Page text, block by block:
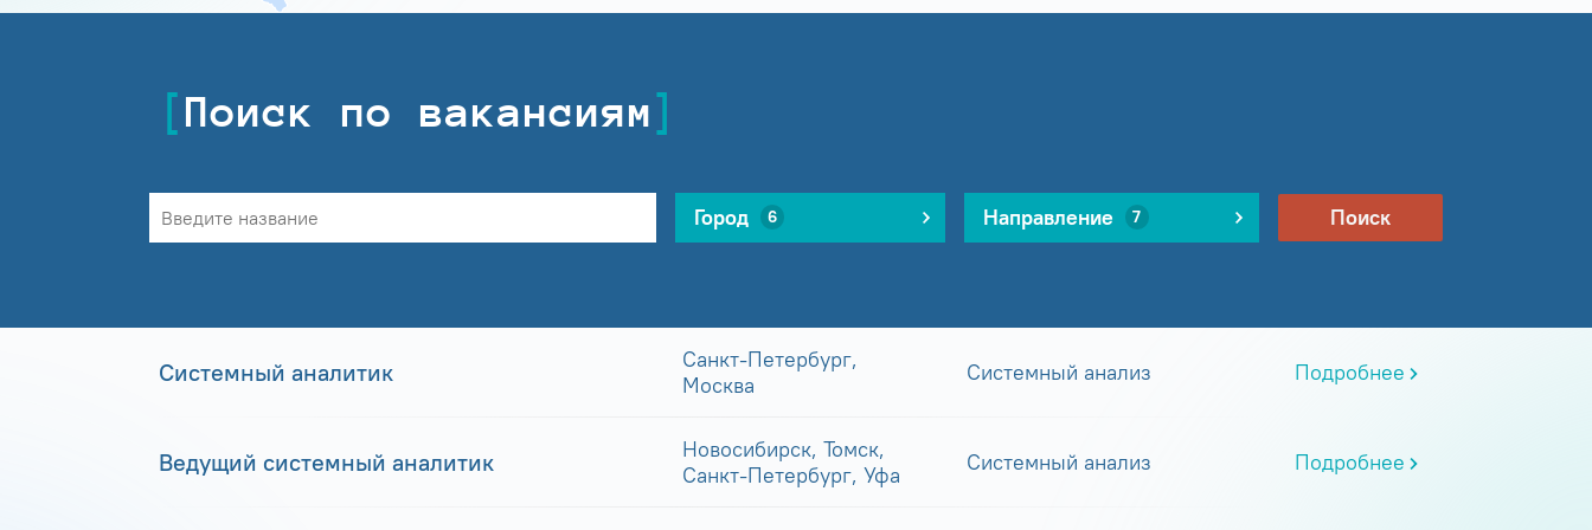
Поиск по вакансиям
Город 6 Направление 7 Поиск
Системный аналитик
Санкт-Петербург,
Москва
Системный анализ Подробнее
Ведущий системный аналитик
Новосибирск, Томск,
Санкт-Петербург, Уфа
Системный анализ Подробнее